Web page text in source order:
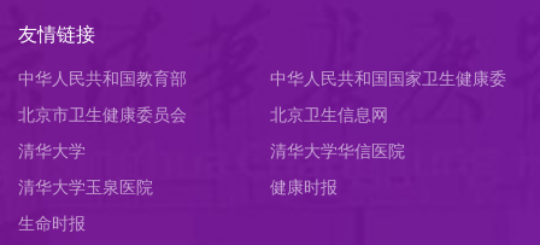
友情链接
中华人民共和国教育部
中华人民共和国国家卫生健康委
员会
北京市卫生健康委员会
北京卫生信息网
清华大学
清华大学华信医院
清华大学玉泉医院
健康时报
生命时报